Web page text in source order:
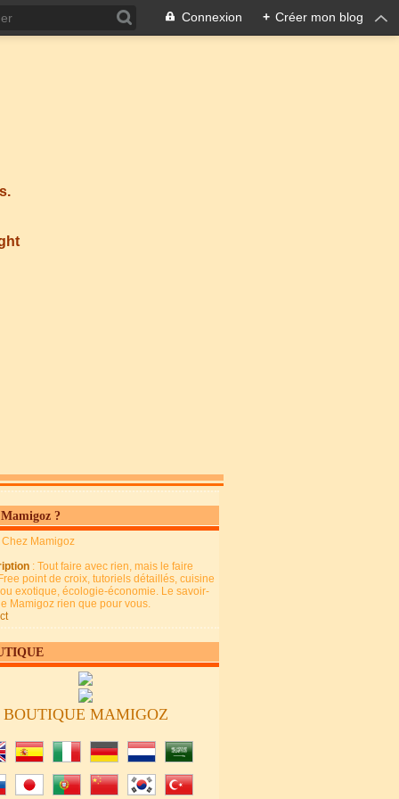
Connexion + Créer mon blog
?
Chez Mamigoz
: Tout faire avec rien, mais le faire
point de croix, tutoriels détaillés, cuisine
exotique, écologie-économie. Le savoir-
Mamigoz rien que pour vous.
BOUTIQUE MAMIGOZ